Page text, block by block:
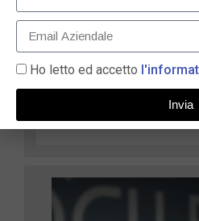
per la digitalizzazione
Ho letto ed accetto
Invia